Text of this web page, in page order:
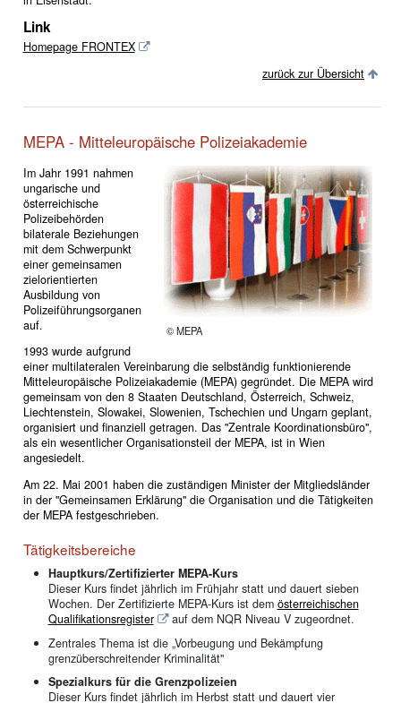
Link
Homepage FRONTEX
zurück zur Übersicht
MEPA - Mitteleuropäische Polizeiakademie
© MEPA
Im Jahr 1991 nahmen
ungarische und
österreichische
Polizeibehörden
bilaterale Beziehungen
mit dem Schwerpunkt
einer gemeinsamen
zielorientierten
Ausbildung von
Polizeiführungsorganen
auf.
1993 wurde aufgrund
einer multilateralen Vereinbarung die selbständig funktionierende
Mitteleuropäische Polizeiakademie (MEPA) gegründet. Die MEPA wird
gemeinsam von den 8 Staaten Deutschland, Österreich, Schweiz,
Liechtenstein, Slowakei, Slowenien, Tschechien und Ungarn geplant,
organisiert und finanziell getragen. Das "Zentrale Koordinationsbüro",
als ein wesentlicher Organisationsteil der MEPA, ist in Wien
angesiedelt.
Am 22. Mai 2001 haben die zuständigen Minister der Mitgliedsländer
in der "Gemeinsamen Erklärung" die Organisation und die Tätigkeiten
der MEPA festgeschrieben.
Tätigkeitsbereiche
Hauptkurs/Zertifizierter MEPA-Kurs
Dieser Kurs findet jährlich im Frühjahr statt und dauert sieben
Wochen. Der Zertifizierte MEPA-Kurs ist dem österreichischen
Qualifikationsregister
auf dem NQR Niveau V zugeordnet.
Zentrales Thema ist die „Vorbeugung und Bekämpfung
grenzüberschreitender Kriminalität"
Spezialkurs für die Grenzpolizeien
Dieser Kurs findet jährlich im Herbst statt und dauert vier